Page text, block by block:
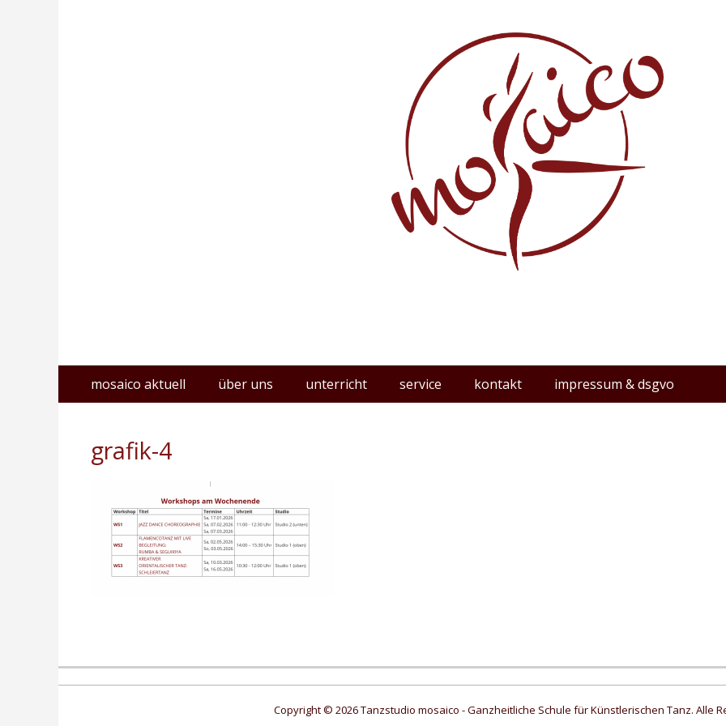
Erstes
Menü
Inhalt:
mosaico aktuell über uns unterricht service kontakt impressum & dsgvo
grafik-4
Copyright © 2026 Tanzstudio mosaico - Ganzheitliche Schule für Künstlerischen Tanz. Alle